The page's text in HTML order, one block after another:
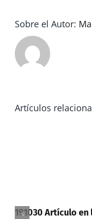
Sobre el Autor:
Artículos
191030 Artículo en